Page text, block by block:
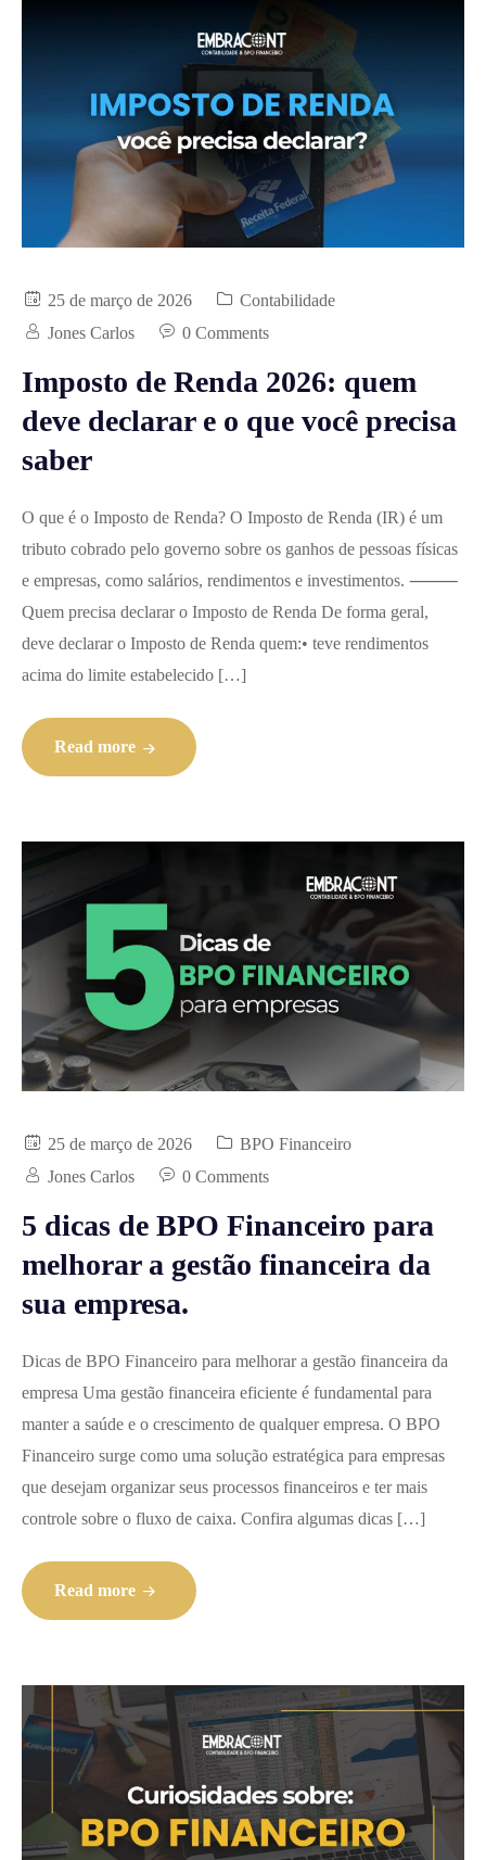
25 de março de 2026
Contabilidade
Jones Carlos
0 Comments
Imposto de Renda 2026: quem
deve declarar e o que você precisa
saber
O que é o Imposto de Renda? O Imposto de Renda (IR) é um
tributo cobrado pelo governo sobre os ganhos de pessoas físicas
e empresas, como salários, rendimentos e investimentos. ⸻
Quem precisa declarar o Imposto de Renda De forma geral,
deve declarar o Imposto de Renda quem:• teve rendimentos
acima do limite estabelecido […]
Read more
25 de março de 2026
BPO Financeiro
Jones Carlos
0 Comments
5 dicas de BPO Financeiro para
melhorar a gestão financeira da
sua empresa.
Dicas de BPO Financeiro para melhorar a gestão financeira da
empresa Uma gestão financeira eficiente é fundamental para
manter a saúde e o crescimento de qualquer empresa. O BPO
Financeiro surge como uma solução estratégica para empresas
que desejam organizar seus processos financeiros e ter mais
controle sobre o fluxo de caixa. Confira algumas dicas […]
Read more